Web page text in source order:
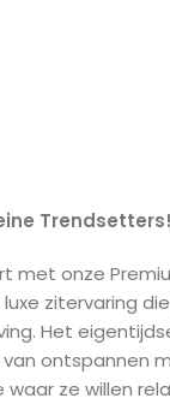
Trendsetters!
onze
zitervaring
Het
ze willen